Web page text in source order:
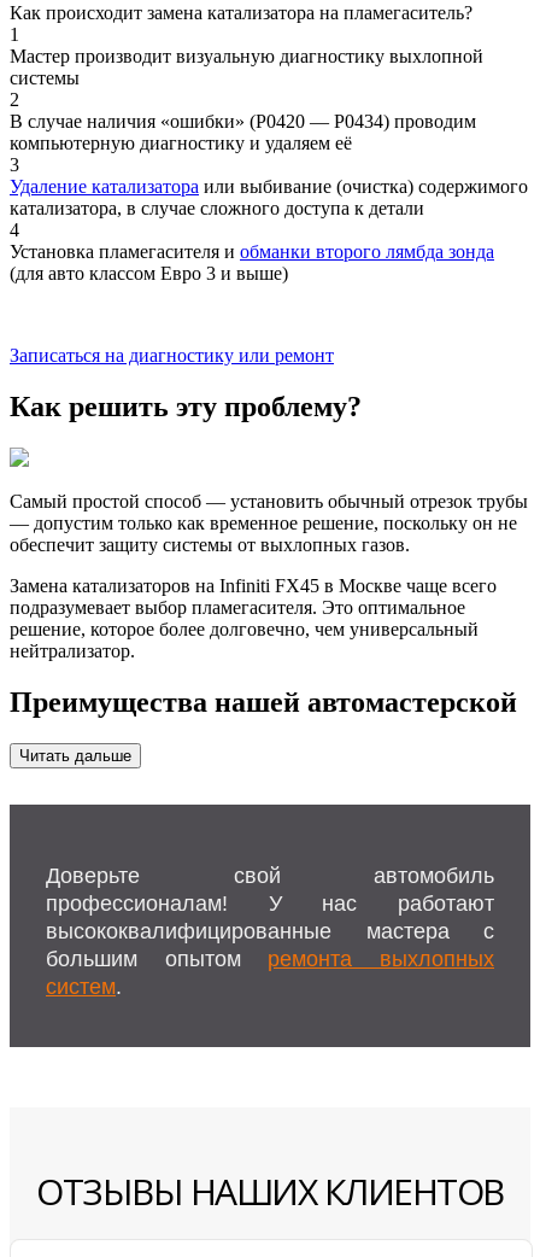
Как происходит замена катализатора на пламегаситель?​
1
Мастер производит визуальную диагностику выхлопной
системы
2
​В​ случае наличия «ошибки» (P0420 — P0434) проводим
компьютерную диагностику и удаляем её​​
3
​​Удаление катализатора ​​ или выбивание (очистка) содержимого
катализатора, в случае сложного доступа к детали
4
Установка пламегасителя и ​обманки второго лямбда зонда
(для авто классом Евро 3 и выше)
Записаться на диагностику или ремонт
Как решить эту проблему?
Самый простой способ — установить обычный отрезок трубы
— допустим только как временное решение, поскольку он не
обеспечит защиту системы от выхлопных газов.
Замена катализаторов на Infiniti FX45 в Москве чаще всего
подразумевает выбор пламегасителя. Это оптимальное
решение, которое более долговечно, чем универсальный
нейтрализатор.
Преимущества нашей автомастерской
Читать дальше
Доверьте свой автомобиль
профессионалам! У нас работают
высококвалифицированные мастера с
большим опытом ремонта выхлопных
систем.
ОТЗЫВЫ НАШИХ КЛИЕНТОВ